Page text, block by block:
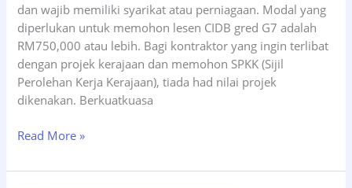
dan wajib memiliki syarikat atau perniagaan. Modal yang
diperlukan untuk memohon lesen CIDB gred G7 adalah
RM750,000 atau lebih. Bagi kontraktor yang ingin terlibat
dengan projek kerajaan dan memohon SPKK (Sijil
Perolehan Kerja Kerajaan), tiada had nilai projek
dikenakan. Berkuatkuasa
Read More »